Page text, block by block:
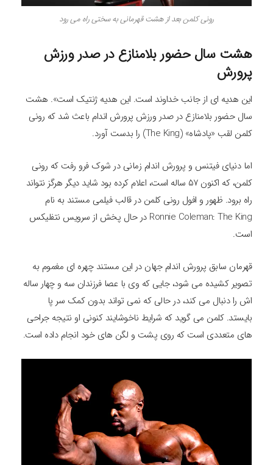
رونی کلمن بعد از هشت قهرمانی به سختی راه می رود
هشت سال حضور بلامنازع در صدر ورزش
پرورش
این هدیه ای از جانب خداوند است. این هدیه ژنتیک است». هشت
سال حضور بلامنازع در صدر ورزش پرورش اندام باعث شد که رونی
کلمن لقب «پادشاه» (The King) را بدست آورد.
اما دنیای فیتنس و پرورش اندام زمانی در شوک فرو رفت که رونی
کلمن، که اکنون ۵۷ ساله است، اعلام کرده بود شاید دیگر هرگز نتواند
راه برود. ظهور و افول رونی کلمن در قالب فیلمی مستند به نام
Ronnie Coleman: The King در حال پخش از سرویس نتفلیکس
است.
قهرمان سابق پرورش اندام جهان در این مستند چهره ای مغموم به
تصویر کشیده می شود، جایی که وی با عصا فرزندان سه و چهار ساله
اش را دنبال می کند، در حالی که نمی تواند بدون کمک سر پا
بایستد. کلمن می گوید که شرایط ناخوشایند کنونی او نتیجه جراحی
های متعددی است که روی پشت و لگن های خود انجام داده است.